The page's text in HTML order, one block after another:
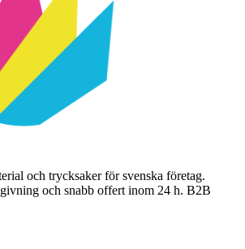
och trycksaker för svenska företag.
och snabb offert inom 24 h. B2B